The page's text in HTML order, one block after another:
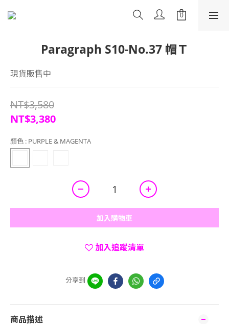
Paragraph S10-No.37 帽Ｔ
現貨販售中
NT$3,580
NT$3,380
顏色 : PURPLE & MAGENTA
加入購物車
加入追蹤清單
分享到
商品描述